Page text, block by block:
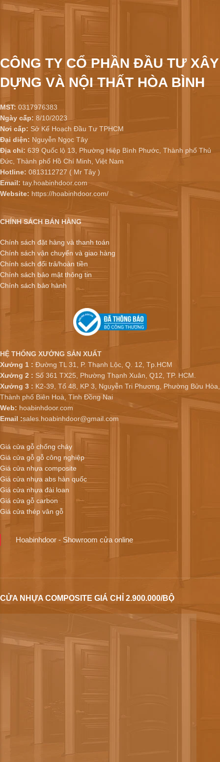
CÔNG TY CỔ PHẦN ĐẦU TƯ XÂY
DỰNG VÀ NỘI THẤT HÒA BÌNH
MST: 0317976383
Ngày cấp: 8/10/2023
Nơi cấp: Sở Kế Hoạch Đầu Tư TPHCM
Đại diện: Nguyễn Ngọc Tây
Địa chỉ: 639 Quốc lộ 13, Phường Hiệp Bình Phước, Thành phố Thủ
Đức, Thành phố Hồ Chí Minh, Việt Nam
Hotline: 0813112727 ( Mr Tây )
Email: tay.hoabinhdoor.com
Website: https://hoabinhdoor.com/
CHÍNH SÁCH BÁN HÀNG
Chính sách đặt hàng và thanh toán
Chính sách vận chuyển và giao hàng
Chính sách đổi trả/hoàn tiền
Chính sách bảo mật thông tin
Chính sách bảo hành
HỆ THỐNG XƯỞNG SẢN XUẤT
Xưởng 1 : Đường TL 31, P. Thạnh Lộc, Q. 12, Tp.HCM
Xưởng 2 : Số 361 TX25, Phường Thạnh Xuân, Q12, TP. HCM.
Xưởng 3 : K2-39, Tổ 48, KP 3, Nguyễn Tri Phương, Phường Bửu Hòa,
Thành phố Biên Hoà, Tỉnh Đồng Nai
Web: hoabinhdoor.com
Email :sales.hoabinhdoor@gmail.com
Giá cửa gỗ chống cháy
Giá cửa gỗ gỗ công nghiệp
Giá cửa nhựa composite
Giá cửa nhựa abs hàn quốc
Giá cửa nhựa đài loan
Giá cửa gỗ carbon
Giá cửa thép vân gỗ
Hoabinhdoor - Showroom cửa online
CỬA NHỰA COMPOSITE GIÁ CHỈ 2.900.000/BỘ